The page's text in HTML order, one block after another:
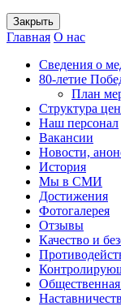
Закрыть
Главная О нас
Сведения о
80-летие
План
Структура
Наш персонал
Вакансии
Новости,
История
Мы в СМИ
Достижения
Фотогалерея
Отзывы
Качество и
Общественная